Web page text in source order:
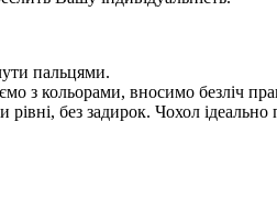
пальцями.
з кольорами, вносимо безліч
без задирок. Чохол ідеально